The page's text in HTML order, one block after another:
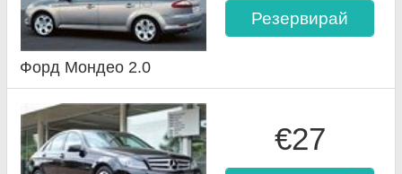
Резервирай
Форд Мондео 2.0
€27